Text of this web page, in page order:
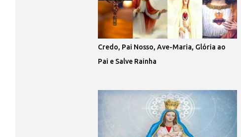
Credo, Pai Nosso, Ave-Maria, Glória ao
Pai e Salve Rainha